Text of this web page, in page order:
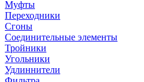
Муфты
Переходники
Сгоны
Соединительные элементы
Тройники
Угольники
Удлиннители